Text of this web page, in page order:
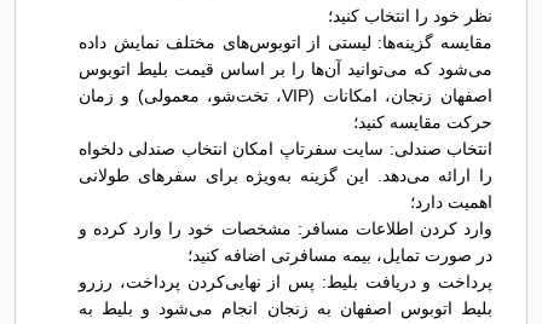
نظر خود را انتخاب کنید؛
مقایسه گزینه‌ها: لیستی از اتوبوس‌های مختلف نمایش داده
می‌شود که می‌توانید آن‌ها را بر اساس قیمت بلیط اتوبوس
اصفهان زنجان، امکانات (VIP، تخت‌شو، معمولی) و زمان
حرکت مقایسه کنید؛
انتخاب صندلی: سایت سفرتاپ امکان انتخاب صندلی دلخواه
را ارائه می‌دهد. این گزینه به‌ویژه برای سفرهای طولانی
اهمیت دارد؛
وارد کردن اطلاعات مسافر: مشخصات خود را وارد کرده و
در صورت تمایل، بیمه مسافرتی اضافه کنید؛
پرداخت و دریافت بلیط: پس از نهایی‌کردن پرداخت، رزرو
بلیط اتوبوس اصفهان به زنجان انجام می‌شود و بلیط به